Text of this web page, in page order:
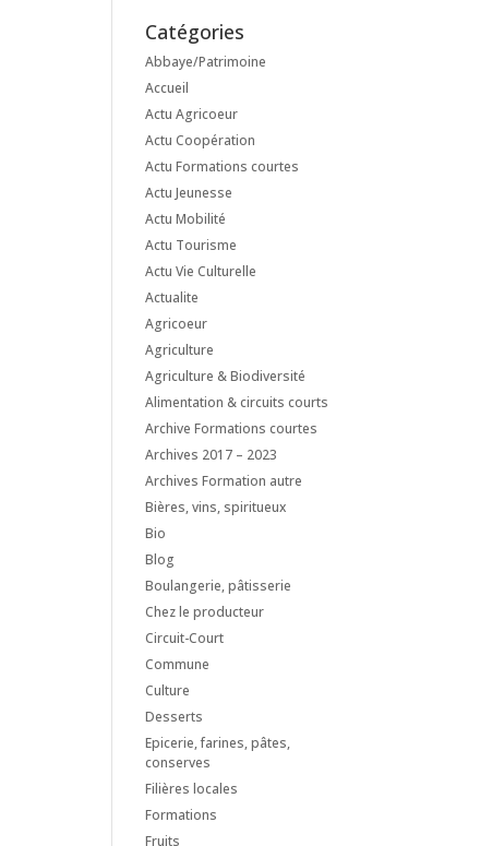
Catégories
Abbaye/Patrimoine
Accueil
Actu Agricoeur
Actu Coopération
Actu Formations courtes
Actu Jeunesse
Actu Mobilité
Actu Tourisme
Actu Vie Culturelle
Actualite
Agricoeur
Agriculture
Agriculture & Biodiversité
Alimentation & circuits courts
Archive Formations courtes
Archives 2017 – 2023
Archives Formation autre
Bières, vins, spiritueux
Bio
Blog
Boulangerie, pâtisserie
Chez le producteur
Circuit-Court
Commune
Culture
Desserts
Epicerie, farines, pâtes,
conserves
Filières locales
Formations
Fruits